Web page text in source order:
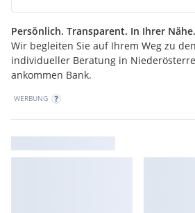
Persönlich. Transparent. In Ihrer Nähe.
Wir begleiten Sie auf Ihrem Weg zu
individueller Beratung in
ankommen Bank.
WERBUNG